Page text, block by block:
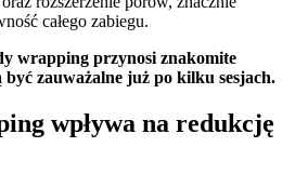
całego zabiegu.
wrapping przynosi znakomite
zauważalne już po kilku sesjach.
wpływa na redukcję